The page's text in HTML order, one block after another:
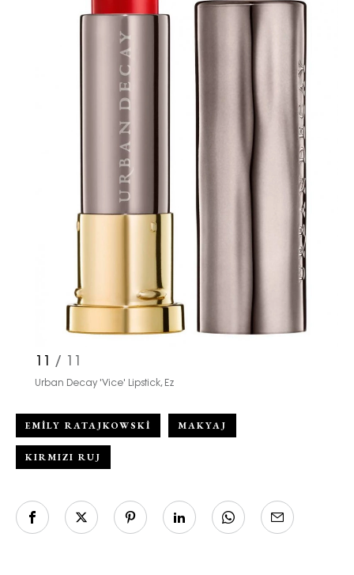
11 / 11
Urban Decay 'Vice' Lipstick, Ez
EMILY RATAJKOWSKI MAKYAJ
KIRMIZI RUJ